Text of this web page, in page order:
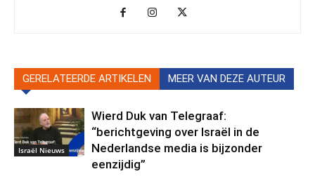
GERELATEERDE ARTIKELEN MEER VAN DEZE AUTEUR
Israël Nieuws
Wierd Duk van Telegraaf:
“berichtgeving over Israël in de
Nederlandse media is bijzonder
eenzijdig”